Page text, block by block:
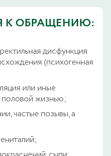
К ОБРАЩЕНИЮ:
дисфункция
(психогенная
или иные
жизнью;
частые позывы, а